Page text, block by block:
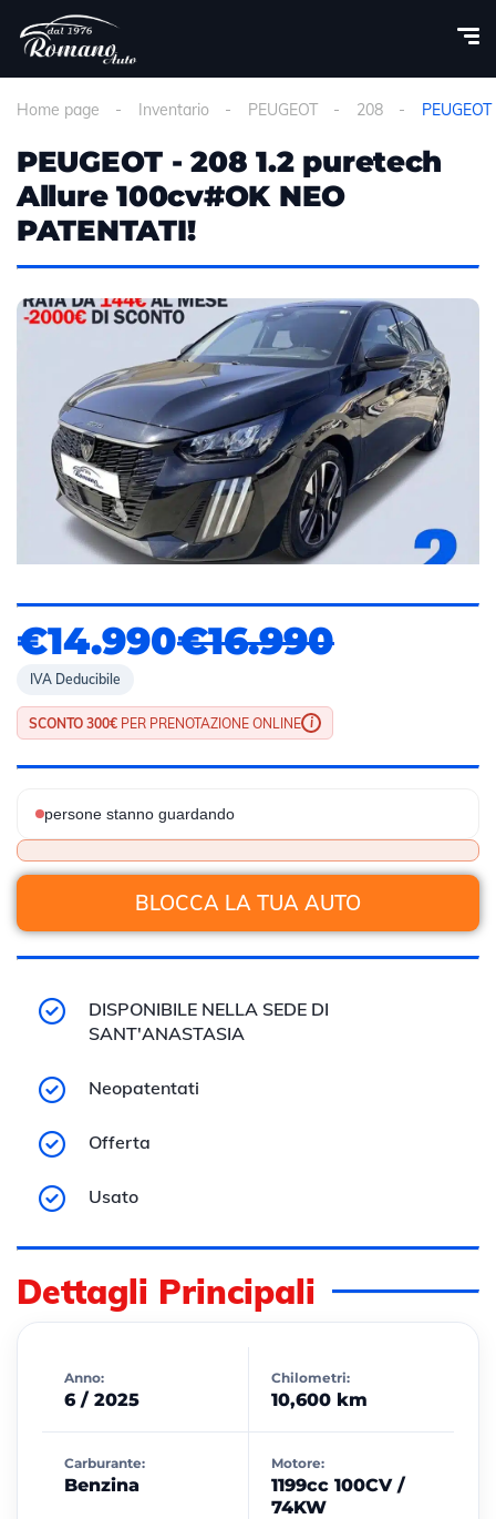
Home page Inventario PEUGEOT 208
PEUGEOT - 208 1.2 puretech
Allure 100cv#OK NEO
PATENTATI!
€14.990€16.990
IVA Deducibile
SCONTO 300€ PER PRENOTAZIONE ONLINE i
persone stanno guardando
BLOCCA LA TUA AUTO
DISPONIBILE NELLA SEDE DI
SANT'ANASTASIA
Neopatentati
Offerta
Usato
Dettagli Principali
Anno:
6 / 2025
Chilometri:
10,600 km
Carburante:
Benzina
Motore:
1199cc 100CV /
74KW